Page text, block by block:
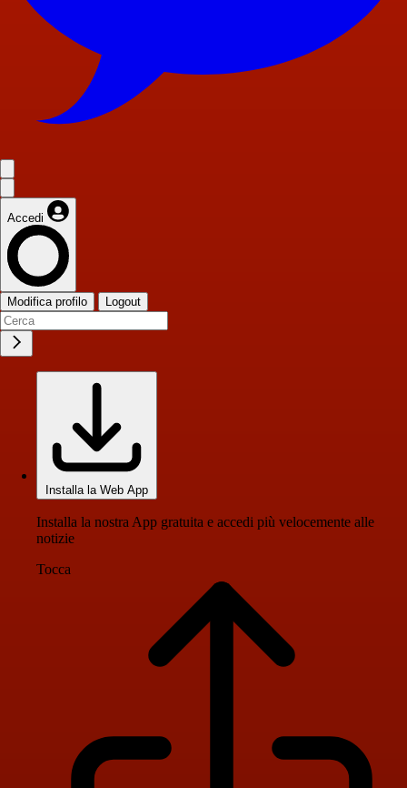
Accedi
Modifica profilo Logout
Installa la Web App
Installa la nostra App gratuita e accedi più velocemente alle
notizie
Tocca